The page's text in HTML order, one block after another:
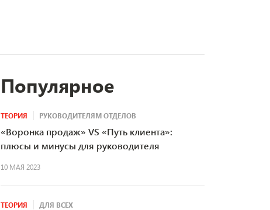
Популярное
ТЕОРИЯ РУКОВОДИТЕЛЯМ ОТДЕЛОВ
«Воронка продаж» VS «Путь клиента»:
плюсы и минусы для руководителя
10 МАЯ 2023
ТЕОРИЯ ДЛЯ ВСЕХ